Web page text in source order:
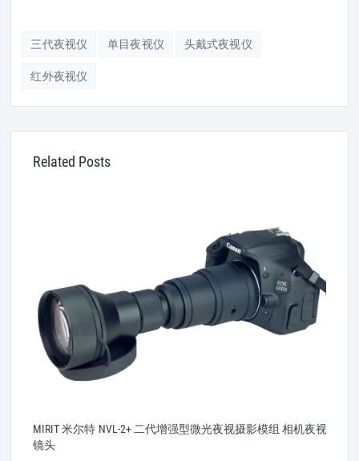
三代夜视仪 单目夜视仪 头戴式夜视仪
红外夜视仪
Related Posts
MIRIT 米尔特 NVL-2+ 二代增强型微光夜视摄影模组 相机夜视
镜头